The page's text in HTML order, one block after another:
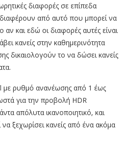
διαφορές σε επίπεδα
από αυτό που μπορεί να
αν και εδώ οι διαφορές αυτές είναι
κανείς στην καθημερινότητα
δικαιολογούν το να δώσει κανείς
με ρυθμό ανανέωσης από 1 έως
για την προβολή HDR
απόλυτα ικανοποιητικό, και
ξεχωρίσει κανείς από ένα ακόμα